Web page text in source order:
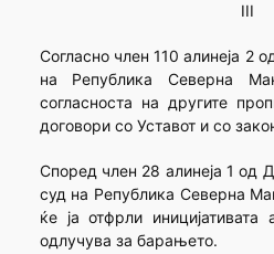
III
Согласно член 110 алинеја 2
на Република Северна
согласноста на другите
договори со Уставот и со
Според член 28 алинеја 1 од
суд на Република Северна
ќе ја отфрли
одлучува за барањето.